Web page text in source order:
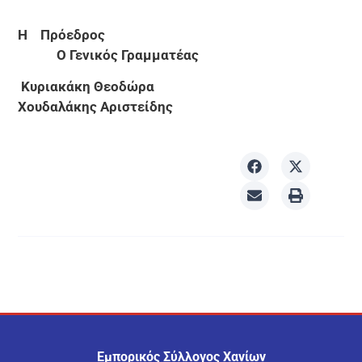
Η Πρόεδρος
Ο Γενικός Γραμματέας
Κυριακάκη Θεοδώρα
Χουδαλάκης Αριστείδης
Εμπορικός Σύλλογος Χανίων